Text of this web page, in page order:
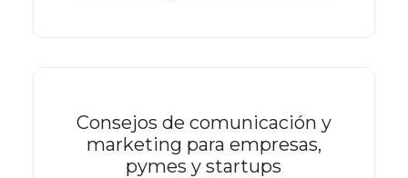
Consejos de comunicación y
marketing para empresas,
pymes y startups